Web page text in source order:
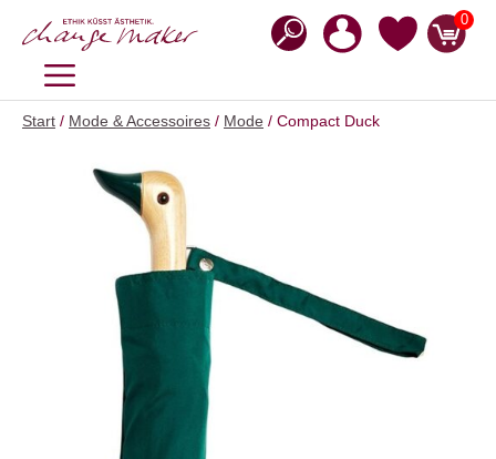
Inhalt
0
MENÜ
Start / Mode & Accessoires / Mode / Compact Duck